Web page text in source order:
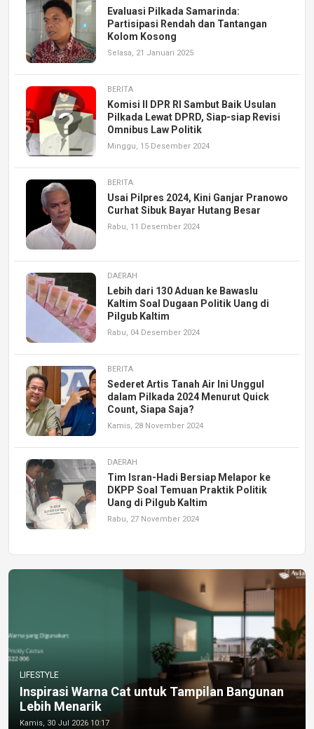
Evaluasi Pilkada Samarinda:
Partisipasi Rendah dan Tantangan
Kolom Kosong
Selasa, 21 Januari 2025
BERITA
Komisi II DPR RI Sambut Baik Usulan
Pilkada Lewat DPRD, Siap-siap Revisi
Omnibus Law Politik
Minggu, 15 Desember 2024
BERITA
Usai Pilpres 2024, Kini Ganjar Pranowo
Curhat Sibuk Bayar Hutang Besar
Rabu, 11 Desember 2024
DAERAH
Lebih dari 130 Aduan ke Bawaslu
Kaltim Soal Dugaan Politik Uang di
Pilgub Kaltim
Rabu, 04 Desember 2024
BERITA
Sederet Artis Tanah Air Ini Unggul
dalam Pilkada 2024 Menurut Quick
Count, Siapa Saja?
Kamis, 28 November 2024
DAERAH
Tim Isran-Hadi Bersiap Melapor ke
DKPP Soal Temuan Praktik Politik
Uang di Pilgub Kaltim
Rabu, 27 November 2024
LIFESTYLE
Inspirasi Warna Cat untuk Tampilan Bangunan
Lebih Menarik
Kamis, 30 Jul 2026 10:17